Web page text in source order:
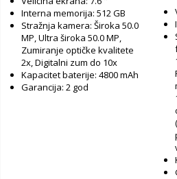
Interna memorija: 512 GB
Stražnja kamera: Široka 50.0
MP, Ultra široka 50.0 MP,
Zumiranje optičke kvalitete
2x, Digitalni zum do 10x
Kapacitet baterije: 4800 mAh
Garancija: 2 god